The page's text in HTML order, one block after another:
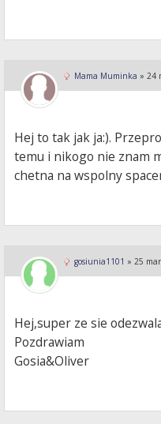
Mama Muminka » 24
Hej to tak jak ja:).
temu i nikogo nie znam
chetna na wspolny
gosiunia1101 » 25
Hej,super ze sie
Pozdrawiam
Gosia&Oliver